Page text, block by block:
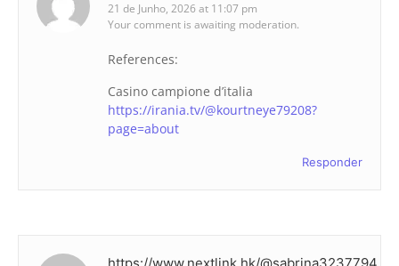
21 de Junho, 2026 at 11:07 pm
Your comment is awaiting moderation.
References:
Casino campione d’italia
https://irania.tv/@kourtneye79208?
page=about
Responder